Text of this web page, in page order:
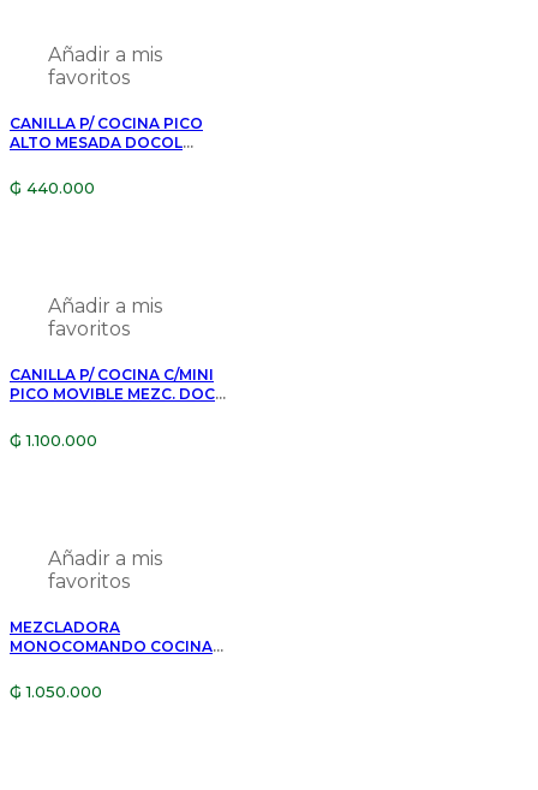
Añadir a mis
favoritos
CANILLA P/ COCINA PICO
ALTO MESADA DOCOL
009669057
₲ 440.000
Añadir a mis
favoritos
CANILLA P/ COCINA C/MINI
PICO MOVIBLE MEZC. DOCOL
₲ 1.100.000
Añadir a mis
favoritos
MEZCLADORA
MONOCOMANDO COCINA
00796206
₲ 1.050.000